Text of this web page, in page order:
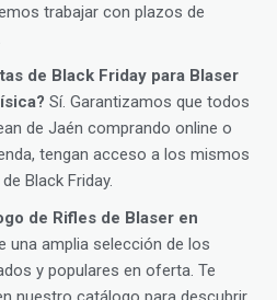
trabajar con plazos de
de Black Friday para Blaser
Sí. Garantizamos que todos
de Jaén comprando online o
tengan acceso a los mismos
Black Friday.
de Rifles de Blaser en
una amplia selección de los
y populares en oferta. Te